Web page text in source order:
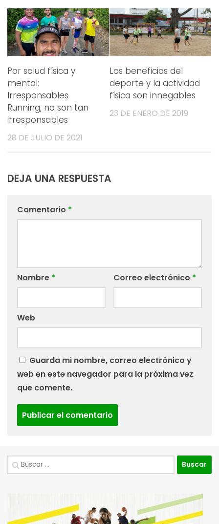
Por salud física y
mental:
Irresponsables
Running, no son tan
irresponsables
28 DE JULIO DE 2021
Los beneficios del
deporte y la actividad
física son innegables
23 DE ENERO DE 2019
DEJA UNA RESPUESTA
Comentario *
Nombre * Correo electrónico *
Web
Guarda mi nombre, correo electrónico y
web en este navegador para la próxima vez
que comente.
Buscar: